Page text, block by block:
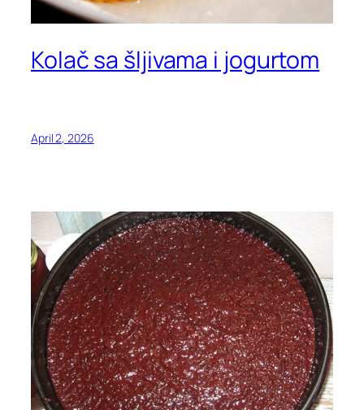
Kolač sa šljivama i jogurtom
April 2, 2026